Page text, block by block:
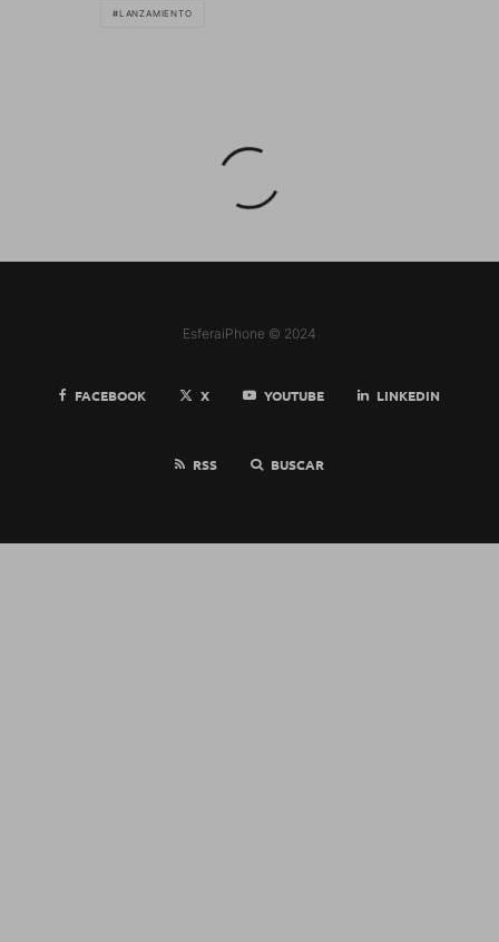
LANZAMIENTO
EsferaiPhone © 2024
FACEBOOK X YOUTUBE LINKEDIN
RSS BUSCAR